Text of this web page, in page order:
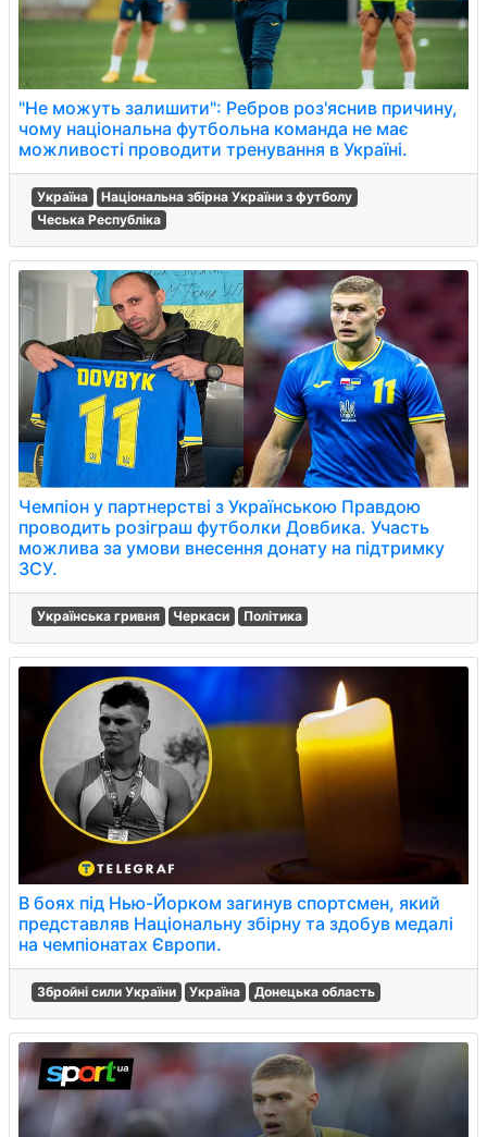
"Не можуть залишити": Ребров роз'яснив причину,
чому національна футбольна команда не має
можливості проводити тренування в Україні.
Україна
Національна збірна України з футболу
Чеська Республіка
Чемпіон у партнерстві з Українською Правдою
проводить розіграш футболки Довбика. Участь
можлива за умови внесення донату на підтримку
ЗСУ.
Українська гривня Черкаси Політика
В боях під Нью-Йорком загинув спортсмен, який
представляв Національну збірну та здобув медалі
на чемпіонатах Європи.
Збройні сили України Україна Донецька область